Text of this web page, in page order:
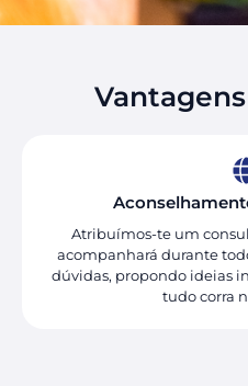
Atribuímos-te um
acompanhará durante
dúvidas, propondo ideias
tudo corra